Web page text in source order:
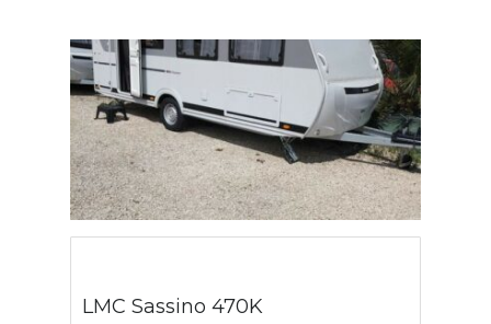
LMC Sassino 470K